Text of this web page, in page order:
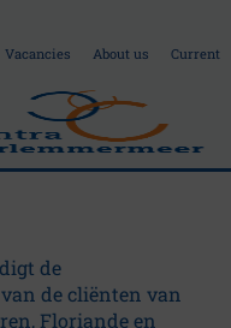
Vacancies About us Current
de
de cliënten van
Floriande en